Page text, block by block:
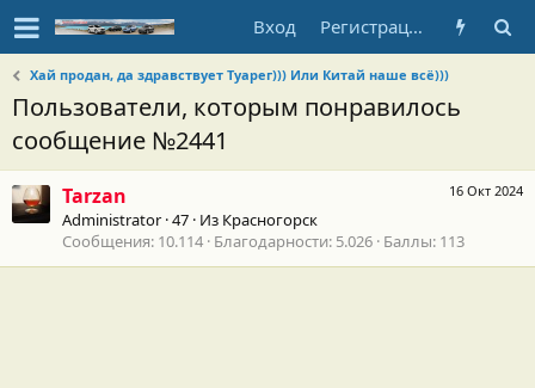
Вход Регистрация
Хай продан, да здравствует Туарег))) Или Китай наше всё)))
Пользователи, которым понравилось
сообщение №2441
16 Окт 2024
Tarzan
Administrator ·47 · Из Красногорск
Сообщения 10.114 Благодарности 5.026 Баллы 113